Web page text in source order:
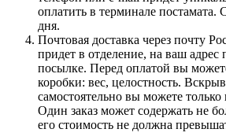
оплатить в терминале
дня.
Почтовая доставка через почту
придет в отделение, на ваш адрес
посылке. Перед оплатой вы
коробки: вес, целостность.
самостоятельно вы можете только
Один заказ может содержать не
его стоимость не должна